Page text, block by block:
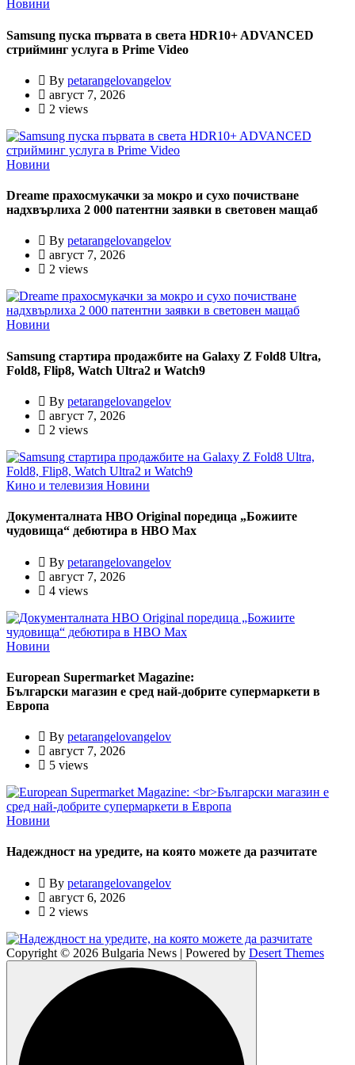
Новини
Samsung пуска първата в света HDR10+ ADVANCED
стрийминг услуга в Prime Video
By petarangelovangelov
август 7, 2026
2 views
Новини
Dreame прахосмукачки за мокро и сухо почистване
надхвърлиха 2 000 патентни заявки в световен мащаб
By petarangelovangelov
август 7, 2026
2 views
Новини
Samsung стартира продажбите на Galaxy Z Fold8 Ultra,
Fold8, Flip8, Watch Ultra2 и Watch9
By petarangelovangelov
август 7, 2026
2 views
Кино и телевизия Новини
Документалната HBO Original поредица „Божиите
чудовища“ дебютира в HBO Max
By petarangelovangelov
август 7, 2026
4 views
Новини
European Supermarket Magazine:
Български магазин е сред най-добрите супермаркети в
Европа
By petarangelovangelov
август 7, 2026
5 views
Новини
Надеждност на уредите, на която можете да разчитате
By petarangelovangelov
август 6, 2026
2 views
Copyright © 2026 Bulgaria News | Powered by Desert Themes